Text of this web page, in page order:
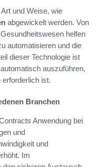
und Weise, wie
abgewickelt werden. Von
helfen
automatisieren und die
dieser Technologie ist
auszuführen,
ist.
Branchen
Anwendung bei
und
und
Im